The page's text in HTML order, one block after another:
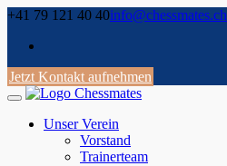
Skip
content
+41 79 121 40 40info@chessmates.ch
Jetzt Kontakt aufnehmen
Unser Verein
Vorstand
Trainerteam